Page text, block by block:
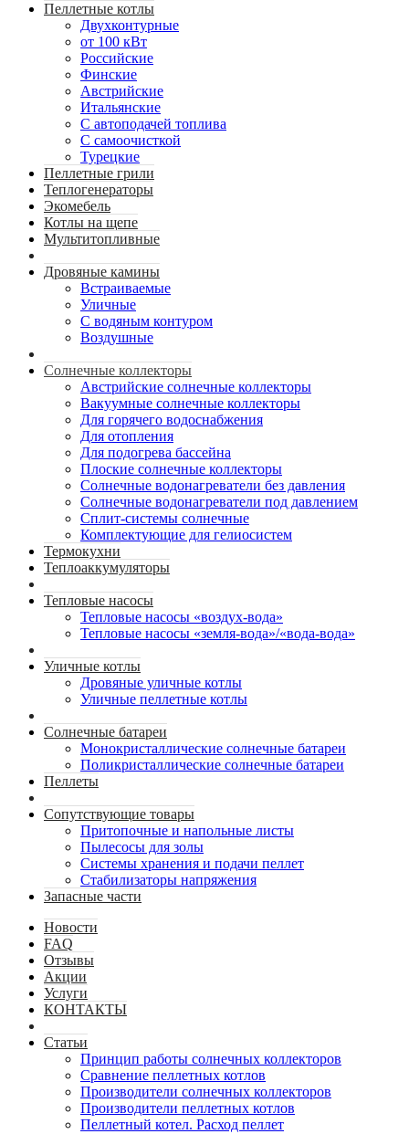
Пеллетные котлы
Двухконтурные
от 100 кВт
Российские
Финские
Австрийские
Итальянские
С автоподачей топлива
С самоочисткой
Турецкие
Пеллетные грили
Теплогенераторы
Экомебель
Котлы на щепе
Мультитопливные
Дровяные камины
Встраиваемые
Уличные
С водяным контуром
Воздушные
Солнечные коллекторы
Австрийские солнечные коллекторы
Вакуумные солнечные коллекторы
Для горячего водоснабжения
Для отопления
Для подогрева бассейна
Плоские солнечные коллекторы
Солнечные водонагреватели без давления
Солнечные водонагреватели под давлением
Сплит-системы солнечные
Комплектующие для гелиосистем
Термокухни
Теплоаккумуляторы
Тепловые насосы
Тепловые насосы «воздух-вода»
Тепловые насосы «земля-вода»/«вода-вода»
Уличные котлы
Дровяные уличные котлы
Уличные пеллетные котлы
Солнечные батареи
Монокристаллические солнечные батареи
Поликристаллические солнечные батареи
Пеллеты
Сопутствующие товары
Притопочные и напольные листы
Пылесосы для золы
Системы хранения и подачи пеллет
Стабилизаторы напряжения
Запасные части
Новости
FAQ
Отзывы
Акции
Услуги
КОНТАКТЫ
Статьи
Принцип работы солнечных коллекторов
Сравнение пеллетных котлов
Производители солнечных коллекторов
Производители пеллетных котлов
Пеллетный котел. Расход пеллет